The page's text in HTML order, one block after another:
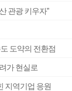
관광 키우자”
도약의 전환점
가 현실로
지역기업 응원